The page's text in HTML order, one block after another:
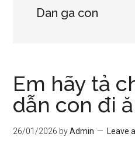
Dan ga con
Em hãy tả
dẫn con đi
26/01/2026 byAdmin Leave